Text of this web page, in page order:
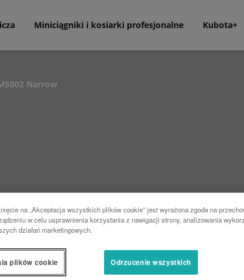
Miniciągniki i kosiarki profesjonalne Kubota+
Narrow
na „Akceptacja wszystkich plików cookie” jest wyrażona zgoda na
w celu usprawnienia korzystania z nawigacji strony, analizowania
działań marketingowych.
Odrzucenie wszystkich
plików cookie